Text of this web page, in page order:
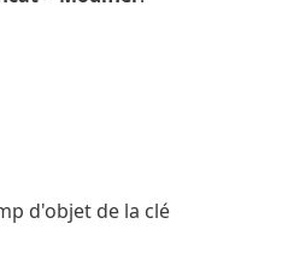
d'objet de la clé